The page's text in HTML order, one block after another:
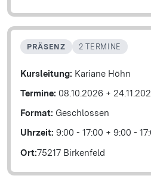
PRÄSENZ 2 TERMINE
Kursleitung: Kariane Höhn
Termine: 08.10.2026 +
Format: Geschlossen
Uhrzeit: 9:00 - 17:00 + 9:00 -
Ort:75217 Birkenfeld